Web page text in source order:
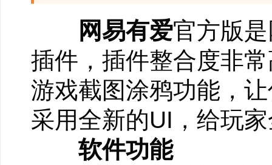
网易有爱官方版
插件，插件整合度非
游戏截图涂鸦功能，
采用全新的UI，给玩
软件功能